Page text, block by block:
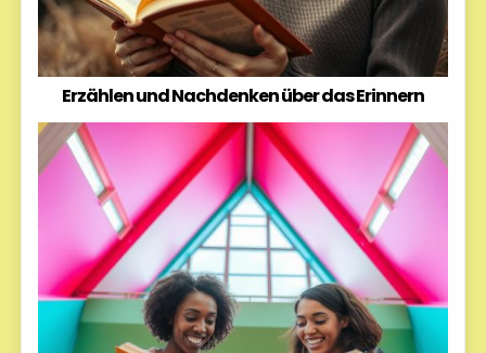
Erzählen und Nachdenken über das Erinnern